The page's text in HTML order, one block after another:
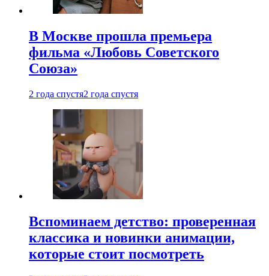
В Москве прошла премьера
фильма «Любовь Советского
Союза»
2 года спустя2 года спустя
Вспоминаем детство: проверенная
классика и новинки анимации,
которые стоит посмотреть